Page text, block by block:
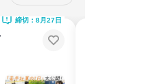
締切：8月27日